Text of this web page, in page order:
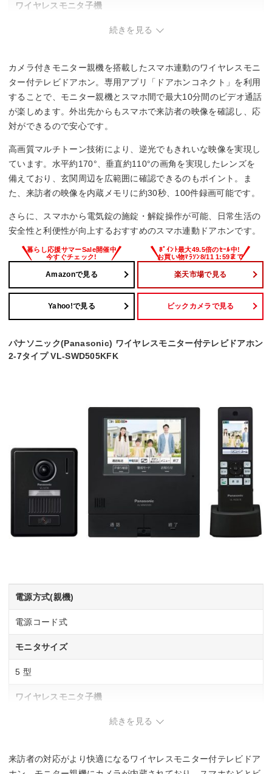
ワイヤレスモニタ子機
◯
LEDライト（照明用ランプ）
◯
SDカード録画
◯
続きを見る
カメラ付きモニター親機を搭載したスマホ連動のワイヤレスモニ
ター付テレビドアホン。専用アプリ「ドアホンコネクト」を利用
することで、モニター親機とスマホ間で最大10分間のビデオ通話
が楽しめます。外出先からもスマホで来訪者の映像を確認し、応
対ができるので安心です。
高画質マルチトーン技術により、逆光でもきれいな映像を実現し
ています。水平約170°、垂直約110°の画角を実現したレンズを
備えており、玄関周辺を広範囲に確認できるのもポイント。ま
た、来訪者の映像を内蔵メモリに約30秒、100件録画可能です。
さらに、スマホから電気錠の施錠・解錠操作が可能、日常生活の
安全性と利便性が向上するおすすめのスマホ連動ドアホンです。
Amazonで見る 楽天市場で見る
Yahoo!で見る ビックカメラで見る
パナソニック(Panasonic) ワイヤレスモニター付テレビドアホン
2-7タイプ VL-SWD505KFK
電源方式(親機)
電源コード式
モニタサイズ
5 型
ワイヤレスモニタ子機
◯
続きを見る
来訪者の対応がより快適になるワイヤレスモニター付テレビドア